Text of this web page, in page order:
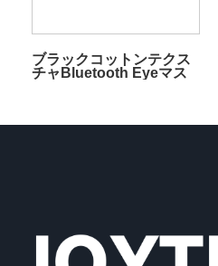
ブラックコットンテクス
チャBluetooth Eyeマス